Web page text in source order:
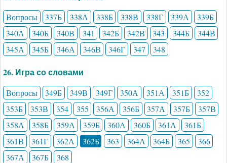
Вопросы 337Б 338А 338Б 338В 338Г 339А
339Б
340А
340Б 340В 341 342Б 342В 343 344Б
344В
345А
345Б 346А 346В 346Г 347 348
26. Игра со словами
Вопросы 349Б 349В 349Г 350А 351А 351Б
352
353Б
353В 354 355 356А 356Б 357А 357Б
357В
358А
358Б 359А 359Б 360А 360Б 361А
361Б
361В
361Г 362А 362Б 363 364А 364Б 365
366
367А
367Б 368